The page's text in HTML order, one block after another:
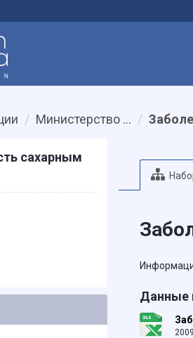
Министерство ...
сахарным
Данные